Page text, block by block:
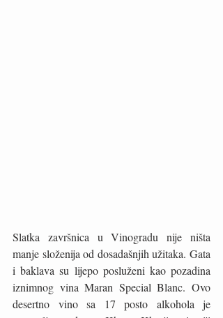
Slatka završnica u Vinogradu nije ništa
manje složenija od dosadašnjih užitaka. Gata
i baklava su lijepo posluženi kao pozadina
iznimnog vina Maran Special Blanc. Ovo
desertno vino sa 17 posto alkohola je